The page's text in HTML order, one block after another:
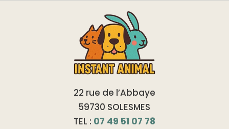
22 rue de l’Abbaye
59730 SOLESMES
TEL : 07 49 51 07 78